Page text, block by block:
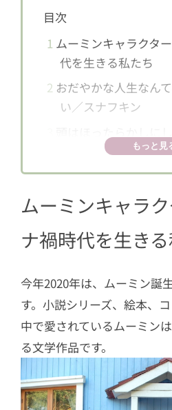
目次
1 ムーミンキャラクタ
代を生きる私たち
2 おだやかな人生なん
い／スナフキン
くものなんだ／ムー
4いつも希望を胸に生
とよ／リトルミイ
たまには変化も必要
マ
／ムーミントロール
7フィンランドに興味
もっと見
ムーミンキャラ
ナ禍時代を生き
今年2020年は、ムーミン誕
す。小説シリーズ、絵本、
中で愛されているムーミン
る文学作品です。